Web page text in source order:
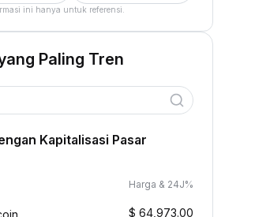
ini hanya untuk referensi.
Paling Tren
Kapitalisasi Pasar
Harga & 24J%
$ 64,973.00